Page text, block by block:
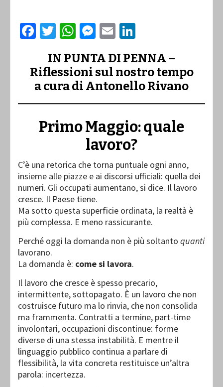
Facebook
Twitter
WhatsApp
Messenger
Email
IN PUNTA DI PENNA –
Riflessioni sul nostro tempo
a cura di Antonello Rivano
Primo Maggio: quale
lavoro?
C’è una retorica che torna puntuale ogni anno,
insieme alle piazze e ai discorsi ufficiali: quella dei
numeri. Gli occupati aumentano, si dice. Il lavoro
cresce. Il Paese tiene.
Ma sotto questa superficie ordinata, la realtà è
più complessa. E meno rassicurante.
Perché oggi la domanda non è più soltanto quanti
lavorano.
La domanda è: come si lavora.
Il lavoro che cresce è spesso precario,
intermittente, sottopagato. È un lavoro che non
costruisce futuro ma lo rinvia, che non consolida
ma frammenta. Contratti a termine, part-time
involontari, occupazioni discontinue: forme
diverse di una stessa instabilità. E mentre il
linguaggio pubblico continua a parlare di
flessibilità, la vita concreta restituisce un’altra
parola: incertezza.